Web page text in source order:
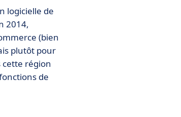
logicielle de
2014,
(bien
plutôt pour
cette région
de